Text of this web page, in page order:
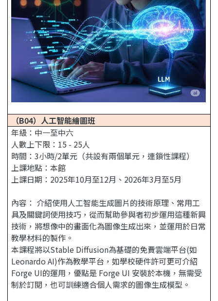
（B04）人工智能繪圖班
年級：中一至中六
人數上下限：15 - 25人
時間：3小時/2單元（共設有兩個單元，連鎖性課程）
上課地點：本館
上課日期：2025年10月至12月、2026年3月至5月
內容： 介紹使用人工智能生成圖片的技術原理、常用工
具及關鍵詞使用技巧，從而幫助參與者初步運用這種新興
技術，將想像中的畫面化為圖像生成出來，並運用於日常
教學材料的製作。
本課程將以Stable Diffusion為基礎的免費雲端平台(如
Leonardo AI)作為教學平台，如學校硬件許可更可介紹
Forge UI的運用，優點是 Forge UI 安裝於本機，無需受
制於訂閱，也可訓練適合個人需求的圖像生成模型。